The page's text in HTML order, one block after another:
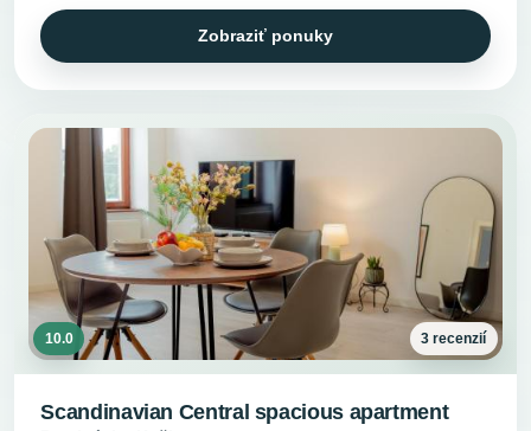
Zobraziť ponuky
10.0 3 recenzií
Scandinavian Central spacious apartment